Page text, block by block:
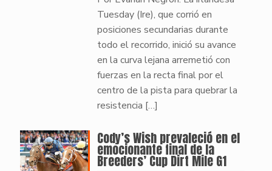
Tuesday (Ire), que corrió en
posiciones secundarias durante
todo el recorrido, inició su avance
en la curva lejana arremetió con
fuerzas en la recta final por el
centro de la pista para quebrar la
resistencia […]
Cody’s Wish prevaleció en el
emocionante final de la
Breeders’ Cup Dirt Mile G1